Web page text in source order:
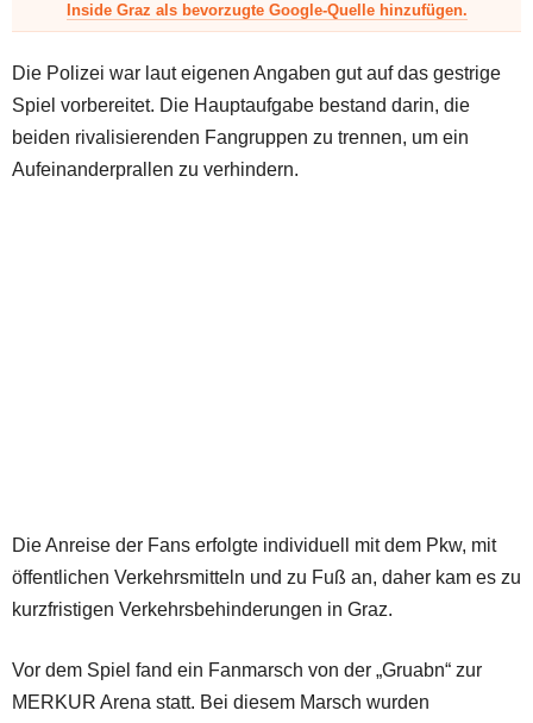
Inside Graz als bevorzugte Google-Quelle hinzufügen.
Die Polizei war laut eigenen Angaben gut auf das gestrige
Spiel vorbereitet. Die Hauptaufgabe bestand darin, die
beiden rivalisierenden Fangruppen zu trennen, um ein
Aufeinanderprallen zu verhindern.
Die Anreise der Fans erfolgte individuell mit dem Pkw, mit
öffentlichen Verkehrsmitteln und zu Fuß an, daher kam es zu
kurzfristigen Verkehrsbehinderungen in Graz.
Vor dem Spiel fand ein Fanmarsch von der „Gruabn“ zur
MERKUR Arena statt. Bei diesem Marsch wurden